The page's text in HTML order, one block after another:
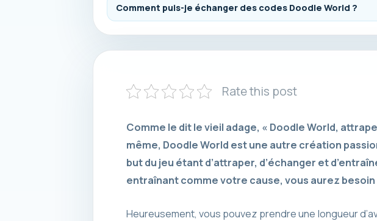
Comment puis-je échanger des codes Doodle World ?
Rate this post
Comme le dit le vieil adage, « Doodle World,
même, Doodle World est une autre création
but du jeu étant d’attraper, d’échanger et
entraînant comme votre cause, vous aurez
Heureusement, vous pouvez prendre une longueur